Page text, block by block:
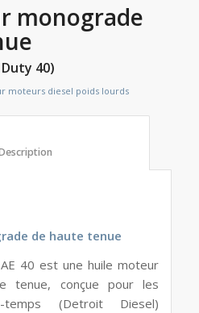
monograde
40)
moteurs diesel poids lourds
de haute tenue
40 est une huile moteur
tenue, conçue pour les
(Detroit Diesel)